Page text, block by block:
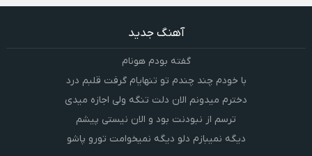
آهنگ جدید
گفته بودم هونام
با خودم چند چندم تو تنهایام گرفت قلبم درد
دخترم میدونم الان دلت تنگه ولی اجازه میدی
ترسم از نبودنت بود و الان نیستی پیشم
دیگه نمیبازم دلو دیگه نمیخوامت تورو پاشو